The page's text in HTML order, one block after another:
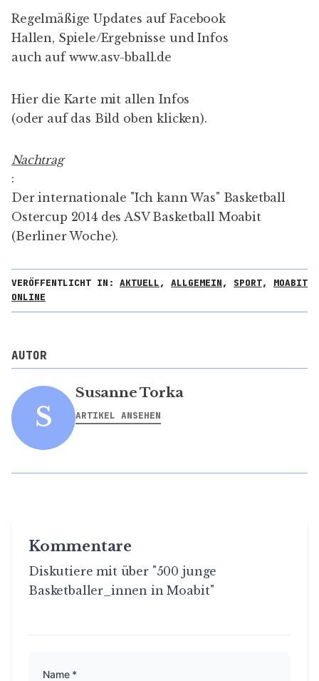
Regelmäßige Updates aufFacebook
Hallen, Spiele/Ergebnisse und Infos
auch auf www.asv-bball.de
Hier die Karte mit allen Infos
(oder auf das Bild oben klicken).
Nachtrag
:
Derinternationale "Ich kann Was" Basketball
Ostercup 2014des ASV Basketball Moabit
(Berliner Woche).
VERÖFFENTLICHT IN: AKTUELL, ALLGEMEIN, SPORT, MOABIT
ONLINE
AUTOR
S
Susanne Torka
ARTIKEL ANSEHEN
Kommentare
Diskutiere mit über "500 junge
Basketballer_innen in Moabit"
Name *